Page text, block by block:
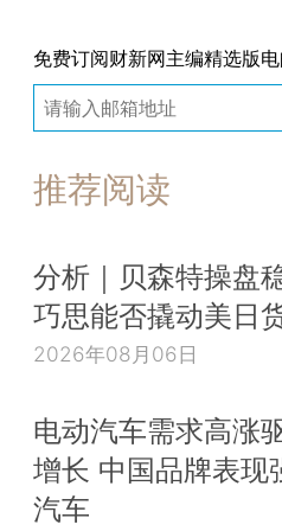
免费订阅财新网主编精选版
推荐阅读
分析｜贝森特操盘
巧思能否撬动美日
2026年08月06日
电动汽车需求高涨
增长 中国品牌表现
汽车